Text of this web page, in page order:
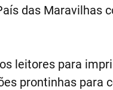
das Maravilhas
leitores para
prontinhas para